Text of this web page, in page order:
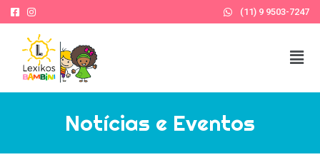
(11) 9 9503-7247
Notícias e Eventos